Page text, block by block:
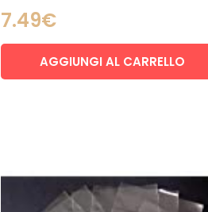
7.49€
AGGIUNGI AL CARRELLO